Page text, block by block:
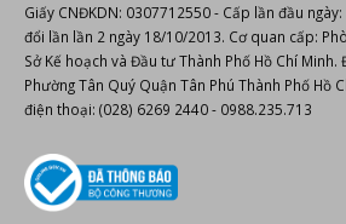
Giấy CNĐKDN: 0307712550 - Cấp lần đầu
đổi lần lần 2 ngày 18/10/2013. Cơ quan cấp:
Sở Kế hoạch và Đầu tư Thành Phố Hồ Chí Minh.
Phường Tân Quý Quận Tân Phú Thành Phố Hồ
điện thoại: (028) 6269 2440 - 0988.235.713